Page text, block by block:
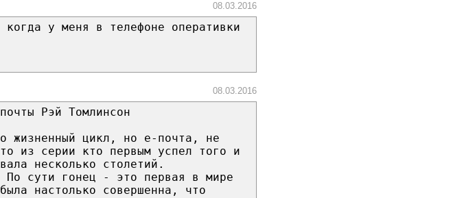
08.03.2016
у меня в телефоне оперативки
08.03.2016
Рэй Томлинсон
жизненный цикл, но e-почта, не
из серии кто первым успел того и
несколько столетий.
сути гонец - это первая в мире
настолько совершенна, что